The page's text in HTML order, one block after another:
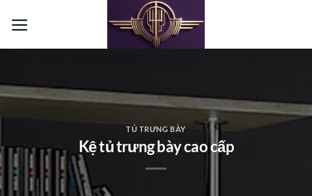
qua
TỦ TRƯNG BÀY
Kệ tủ trưng bày cao cấp